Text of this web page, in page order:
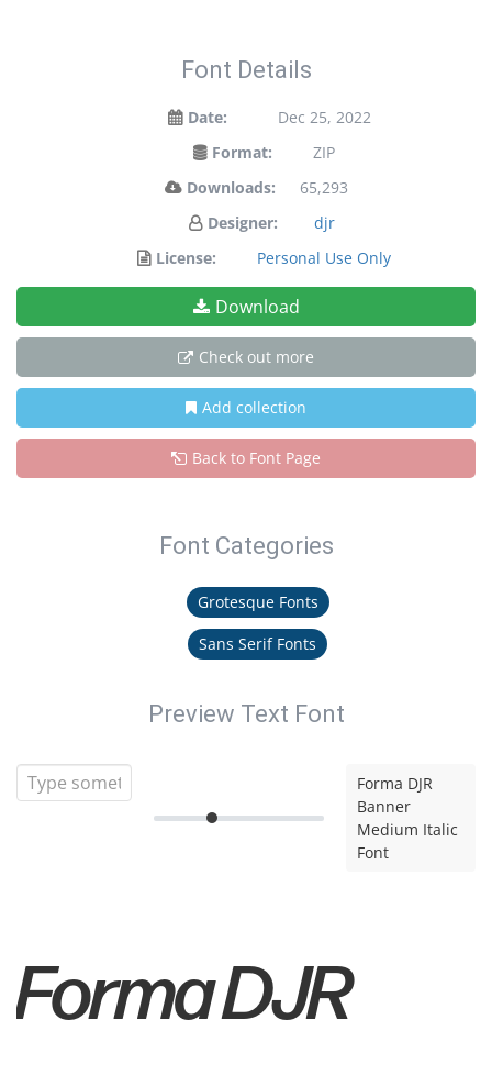
Font Details
Date:
Dec 25, 2022
Format:
ZIP
Downloads:
65,293
Designer:
djr
License:
Personal Use Only
Download
Check out more
Add collection
Back to Font Page
Font Categories
Grotesque Fonts
Sans Serif Fonts
Preview Text Font
Forma DJR
Banner
Medium Italic
Font
Forma DJR